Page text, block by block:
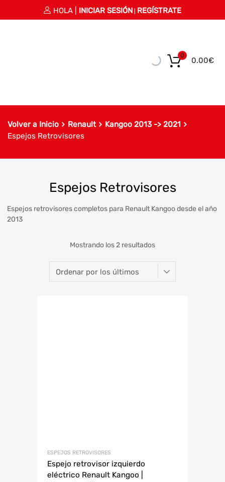
HOLA | INICIAR SESIÓN REGÍSTRATE
0.00€
0
Volver a Inicio Renault
Kangoo 2013 -> 2021
Espejos Retrovisores
Espejos Retrovisores
Espejos retrovisores completos para Renault Kangoo desde el año
2013
Mostrando los 2 resultados
ESPEJOS RETROVISORES
Espejo retrovisor izquierdo
eléctrico Renault Kangoo |